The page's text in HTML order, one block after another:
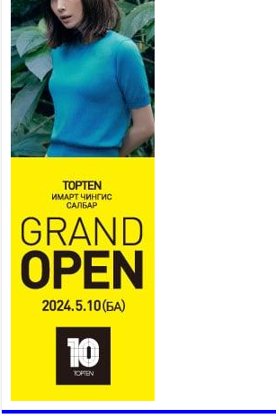
2026 оны 7 сар 21 / 16 цаг 43 минут
Ерөнхий сайд Н.Учрал БНХАУ-
аас Монгол Улсад суугаа
Элчин сайд Шэнь
Миньжюанийг хүлээн авч
уулзав
2026 оны 7 сар 21 / 16 цаг 39 минут
БҮГД НАЙРАМДАХ ТАЖИКИСТАН УЛСТАЙ
ЭДИЙН ЗАСГИЙН ХАМТЫН АЖИЛЛАГААГ
ӨРГӨЖҮҮЛНЭ
2026 оны 7 сар 21 / 16 цаг 34 минут
26,992 суралцагч хотхоны бага сургуульд, 8100
суралцагч төрөлжсөн ахлах сургуульд
суралцана
2026 оны 7 сар 21 / 13 цаг 43 минут
тээврийн зохицуулалт, сургууль, цэцэрлэг, зах,
худалдааны төвийн ажиллах хуваарийг гаргаж,
иргэдэд мэдээлэхийг үүрэг болголоо
2026 оны 7 сар 21 / 11 цаг 59 минут